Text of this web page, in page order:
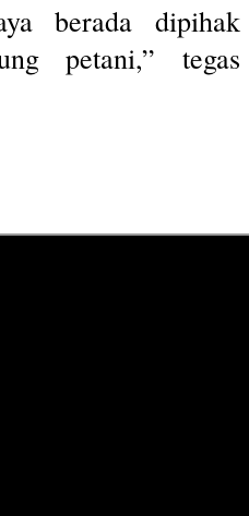
berada dipihak
petani,” tegas